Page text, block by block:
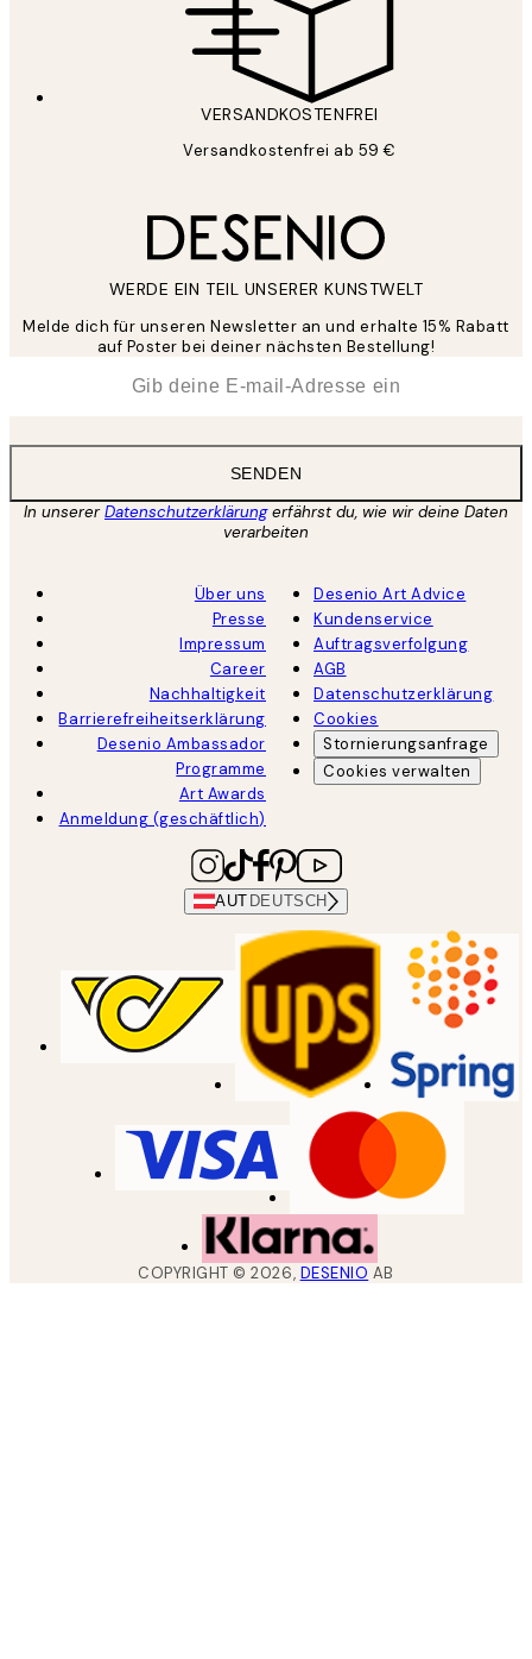
VERSANDKOSTENFREI
Versandkostenfrei ab 59 €
WERDE EIN TEIL UNSERER KUNSTWELT
Melde dich für unseren Newsletter an und erhalte 15% Rabatt
auf Poster bei deiner nächsten Bestellung!
SENDEN
In unsererDatenschutzerklärungerfährst du, wie wir deine Daten
verarbeiten
Über uns
Presse
Impressum
Career
Nachhaltigkeit
Barrierefreiheitserklärung
Desenio Ambassador
Programme
Art Awards
Anmeldung (geschäftlich)
Desenio Art Advice
Kundenservice
Auftragsverfolgung
AGB
Datenschutzerklärung
Cookies
Stornierungsanfrage
Cookies verwalten
AUT DEUTSCH
COPYRIGHT ©2026, DESENIO AB